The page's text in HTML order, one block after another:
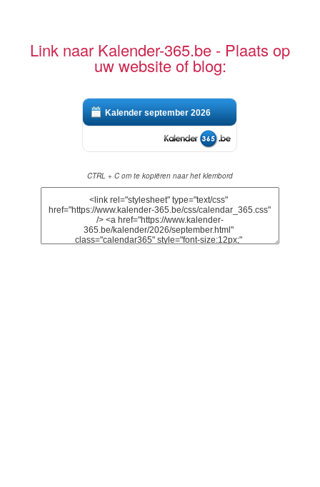
Link naar Kalender-365.be - Plaats op
uw website of blog:
Kalender september 2026
CTRL + C om te kopiëren naar het klembord